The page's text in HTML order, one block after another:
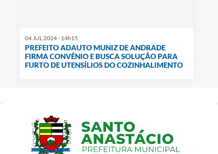
04 JUL 2024 - 14h15
PREFEITO ADAUTO MUNIZ DE ANDRADE
FIRMA CONVÊNIO E BUSCA SOLUÇÃO PARA
FURTO DE UTENSÍLIOS DO COZINHALIMENTO